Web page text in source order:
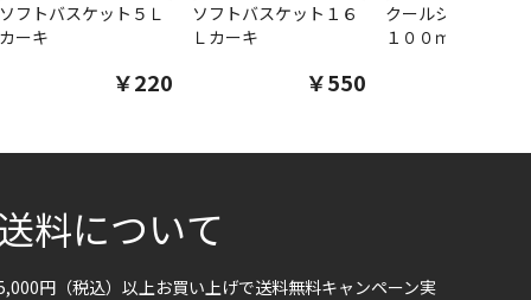
ソフトバスケット５Ｌ
カーキ
￥220
ソフトバスケット１６
Ｌカーキ
￥550
クールシャツスプ
１００ｍｌ
料について
円（税込）以上お買い上げで送料無料キャンペーン実